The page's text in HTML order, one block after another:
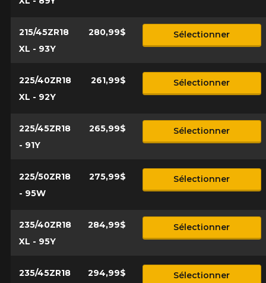
215/45ZR18
XL - 93Y
280,99$ Sélectionner
225/40ZR18
XL - 92Y
261,99$ Sélectionner
225/45ZR18
- 91Y
265,99$ Sélectionner
225/50ZR18
- 95W
275,99$ Sélectionner
235/40ZR18
XL - 95Y
284,99$ Sélectionner
235/45ZR18
294,99$ Sélectionner